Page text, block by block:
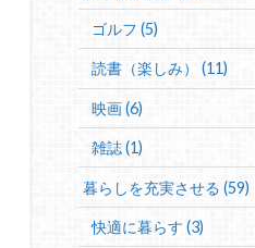
ゴルフ (5)
読書（楽しみ） (11)
映画 (6)
雑誌 (1)
暮らしを充実させる (59)
快適に暮らす (3)